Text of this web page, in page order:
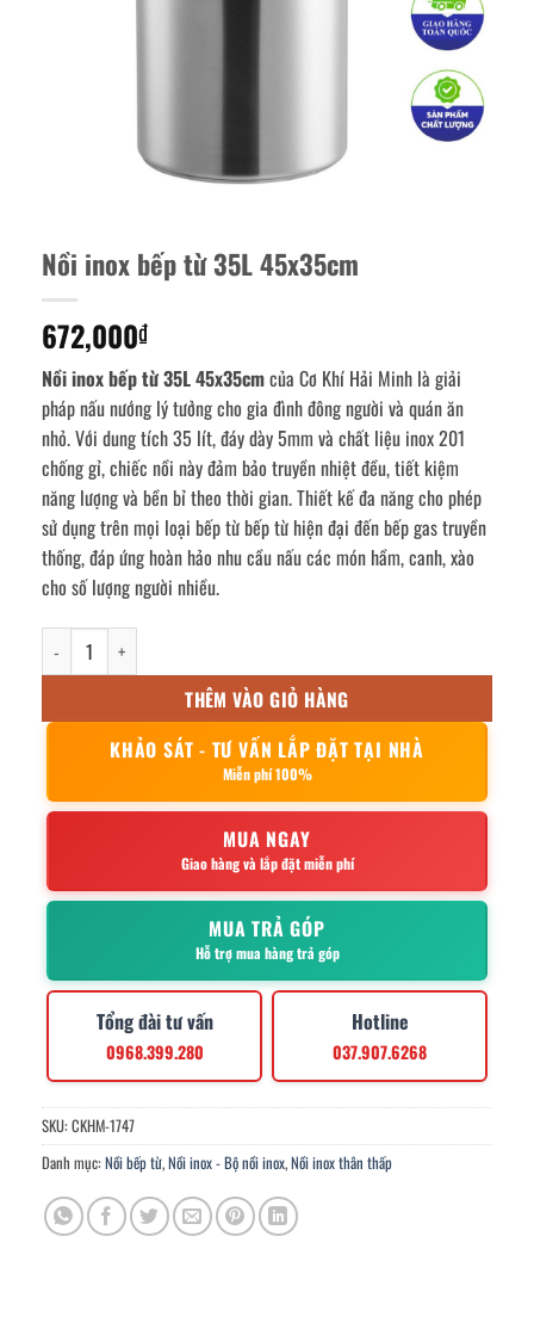
Nồi inox bếp từ 35L 45x35cm
672,000₫
Nồi inox bếp từ 35L 45x35cmcủa Cơ Khí Hải Minh là giải
pháp nấu nướng lý tưởng cho gia đình đông người và quán ăn
nhỏ. Với dung tích 35 lít, đáy dày 5mm và chất liệu inox 201
chống gỉ, chiếc nồi này đảm bảo truyền nhiệt đều, tiết kiệm
năng lượng và bền bỉ theo thời gian. Thiết kế đa năng cho phép
sử dụng trên mọi loại bếp từ bếp từ hiện đại đến bếp gas truyền
thống, đáp ứng hoàn hảo nhu cầu nấu các món hầm, canh, xào
cho số lượng người nhiều.
Nồi inox bếp từ 35L 45x35cm số lượng
THÊM VÀO GIỎ HÀNG
KHẢO SÁT - TƯ VẤN LẮP ĐẶT TẠI NHÀ
Miễn phí 100%
MUA NGAY
Giao hàng và lắp đặt miễn phí
MUA TRẢ GÓP
Hỗ trợ mua hàng trả góp
Tổng đài tư vấn
0968.399.280
Hotline
037.907.6268
SKU: CKHM-1747
Danh mục: Nồi bếp từ,Nồi inox - Bộ nồi inox,Nồi inox thân thấp